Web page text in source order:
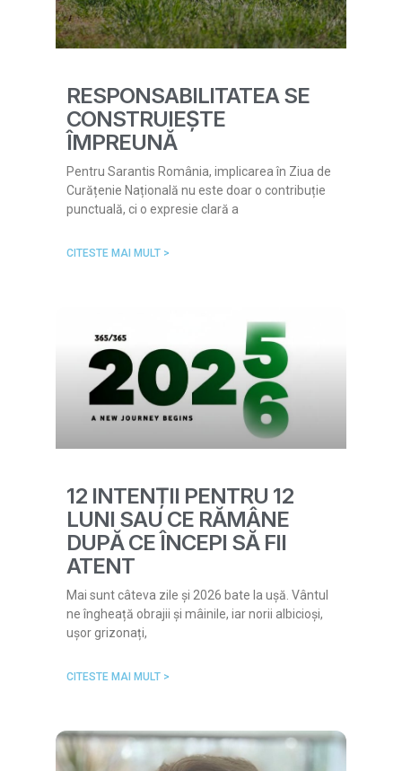
RESPONSABILITATEA SE
CONSTRUIEȘTE
ÎMPREUNĂ
Pentru Sarantis România, implicarea în Ziua de
Curățenie Națională nu este doar o contribuție
punctuală, ci o expresie clară a
CITESTE MAI MULT >
12 INTENȚII PENTRU 12
LUNI SAU CE RĂMÂNE
DUPĂ CE ÎNCEPI SĂ FII
ATENT
Mai sunt câteva zile și 2026 bate la ușă. Vântul
ne îngheață obrajii și mâinile, iar norii albicioși,
ușor grizonați,
CITESTE MAI MULT >